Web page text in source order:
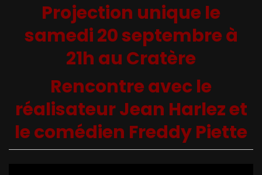
Projection unique le
samedi 20 septembre à
21h au Cratère
Rencontre avec le
réalisateur Jean Harlez et
le comédien Freddy Piette